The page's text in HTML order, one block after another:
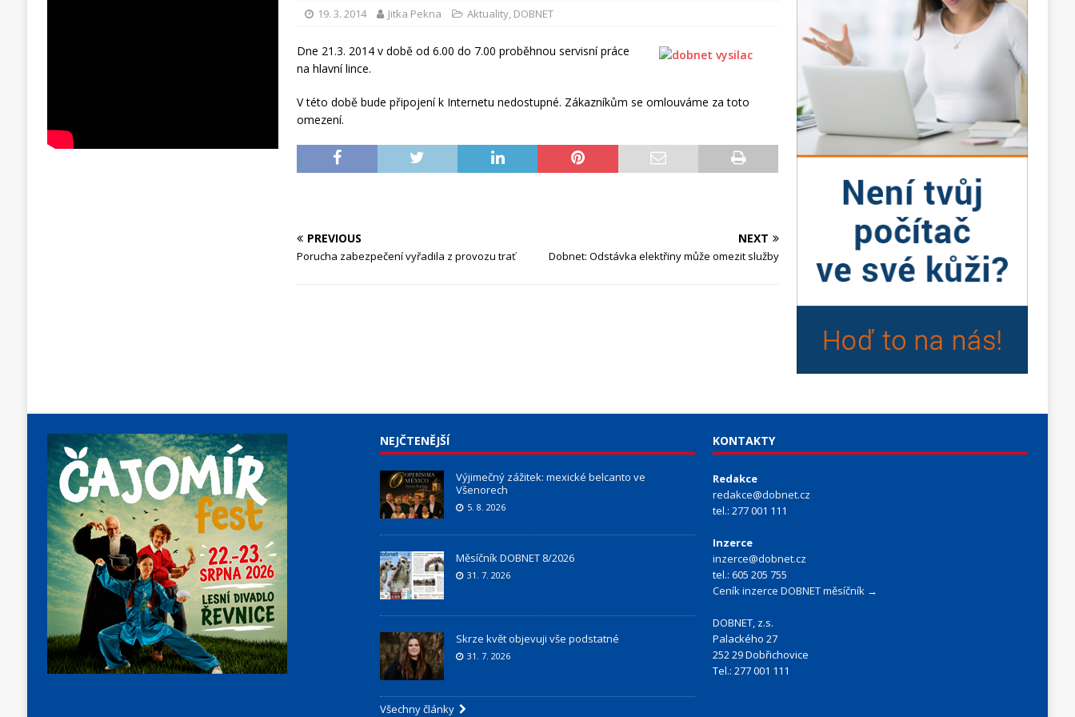
19. 3. 2014 Jitka Pekna Aktuality, DOBNET
Dne 21.3. 2014 v době od 6.00 do 7.00 proběhnou servisní práce
na hlavní lince.
V této době bude připojení k Internetu nedostupné. Zákazníkům se omlouváme za toto
omezení.
PREVIOUS
Porucha zabezpečení vyřadila z provozu trať
NEXT
Dobnet: Odstávka elektřiny může omezit služby
NEJČTENĚJŠÍ
Výjimečný zážitek: mexické belcanto ve
Všenorech
5. 8. 2026
Měsíčník DOBNET 8/2026
31. 7. 2026
Skrze květ objevuji vše podstatné
31. 7. 2026
Všechny články
KONTAKTY
Redakce
redakce@dobnet.cz
tel.: 277 001 111
Inzerce
inzerce@dobnet.cz
tel.: 605 205 755
Ceník inzerce DOBNET měsíčník →
DOBNET, z.s.
Palackého 27
252 29 Dobřichovice
Tel.: 277 001 111